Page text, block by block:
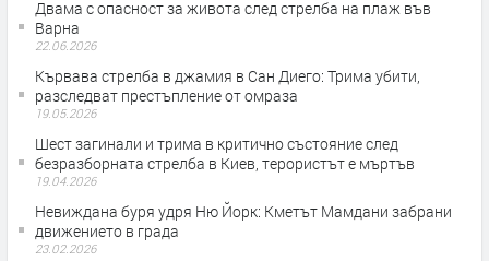
Двама с опасност за живота след стрелба на плаж във
Варна
22.06.2026
Кървава стрелба в джамия в Сан Диего: Трима убити,
разследват престъпление от омраза
19.05.2026
Шест загинали и трима в критично състояние след
безразборната стрелба в Киев, терористът е мъртъв
19.04.2026
Невиждана буря удря Ню Йорк: Кметът Мамдани забрани
движението в града
23.02.2026